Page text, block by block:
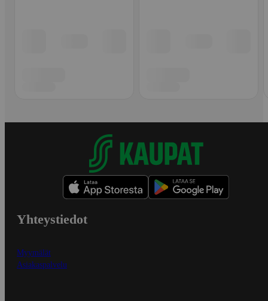
Yhteystiedot
Myymälät
Asiakaspalvelu